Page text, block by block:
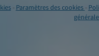
- Paramètres des cookies -